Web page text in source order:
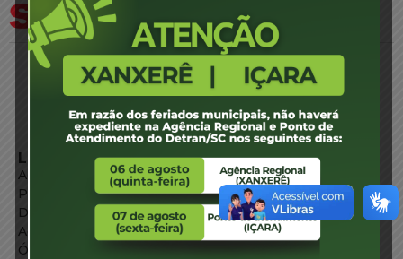
LINKS EXTERNOS
Agência de Notícias
Portal de Serviços
Diário Oficial
Acesso à Informação
Órgãos do Governo